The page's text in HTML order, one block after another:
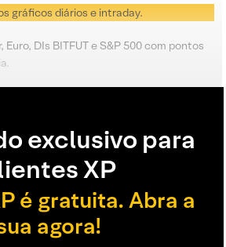
gráficos diários e intraday.
Euro, DIs BITFUT e S&P 500 com pontos
exclusivo para
XP
é gratuita. Abra a
agora!